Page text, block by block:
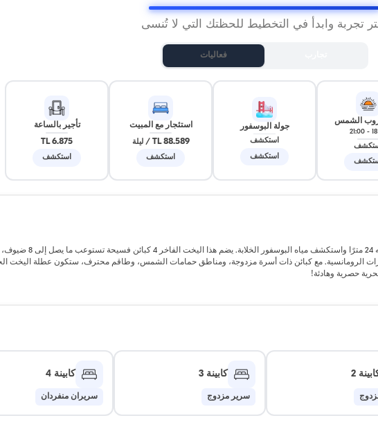
تجربة وابدأ في التخطيط للحظتك التي لا تُنسى
فعاليات
الشمس
-
21:00
جولة البوسفور
استكشف
استكشف
استئجار مع المبيت
88.589 TL
/ليلة
استكشف
تأجير بالساعة
6.875 TL
استكشف
أبحر من آيفانساراي على متن يخت إيطالي مذهل يبلغ طوله 24 مترًا
الرومانسية. مع كبائن ذات أسرة مزدوجة، ومناطق حمامات الشمس، وطاقم محترف، ستكون عطلة اليخت
حصرية وهادئة!
2 كابينة 3
سرير مزدوج
كابينة 4
سريران منفردان